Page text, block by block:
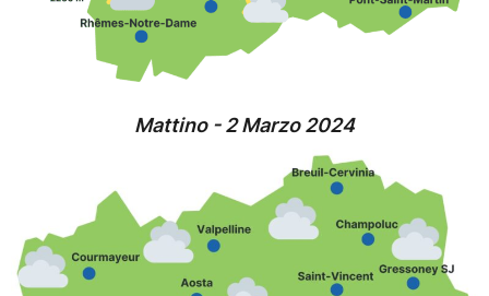
Mattino - 2 Marzo 2024